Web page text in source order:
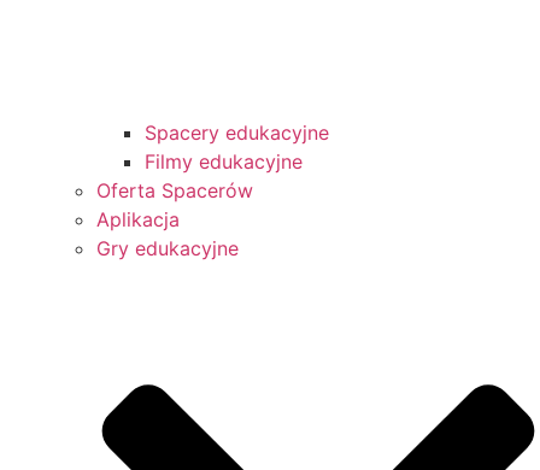
Spacery edukacyjne
Filmy edukacyjne
Oferta Spacerów
Aplikacja
Gry edukacyjne